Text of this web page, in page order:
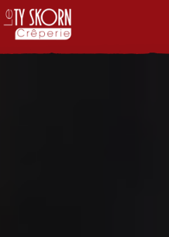
Panneau de gestion des cookies